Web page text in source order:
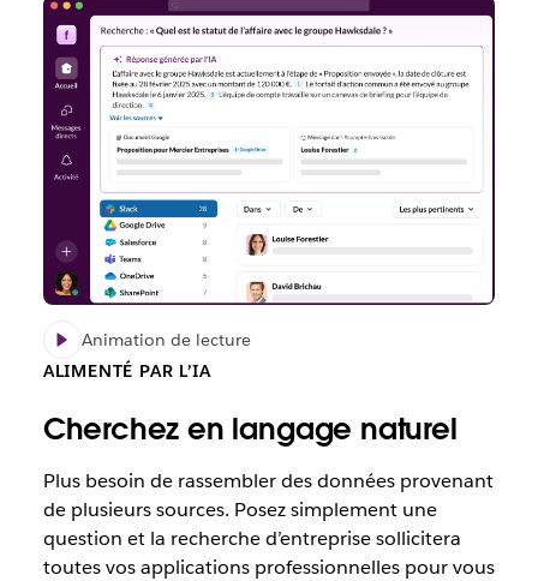
Animation de lecture
ALIMENTÉ PAR L’IA
Cherchez en langage naturel
Plus besoin de rassembler des données provenant
de plusieurs sources. Posez simplement une
question et la recherche d’entreprise sollicitera
toutes vos applications professionnelles pour vous